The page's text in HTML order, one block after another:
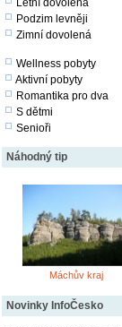
Letní dovolená
Podzim levněji
Zimní dovolená
Wellness pobyty
Aktivní pobyty
Romantika pro dva
S dětmi
Senioři
Náhodný tip
Máchův kraj
Novinky InfoČesko